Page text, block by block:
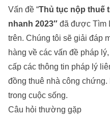
Vấn đề “Thủ tục nộp thuế
nhanh 2023″ đã được Tìm
trên. Chúng tôi sẽ giải đáp
hàng về các vấn đề pháp
cấp các thông tin pháp lý
đồng thuê nhà công chứng.
trong cuộc sống.
Câu hỏi thường gặp